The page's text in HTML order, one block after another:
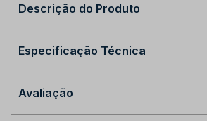
Descrição do Produto
Especificação Técnica
Avaliação